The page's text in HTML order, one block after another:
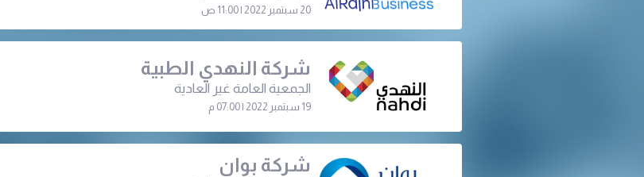
20 سبتمبر 2022 | 11:00 ص
شركة النهدي الطبية
الجمعية العامة غير العادية
19 سبتمبر 2022 | 07:00 م
شركة بوان